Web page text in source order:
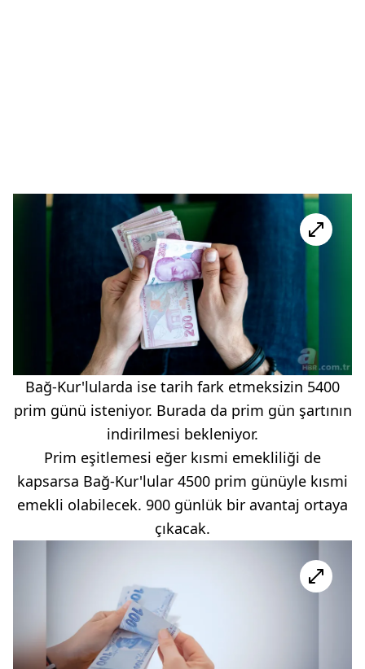
Bağ-Kur'lularda ise tarih fark etmeksizin 5400
prim günü isteniyor. Burada da prim gün şartının
indirilmesi bekleniyor.
Prim eşitlemesi eğer kısmi emekliliği de
kapsarsa Bağ-Kur'lular 4500 prim günüyle kısmi
emekli olabilecek. 900 günlük bir avantaj ortaya
çıkacak.